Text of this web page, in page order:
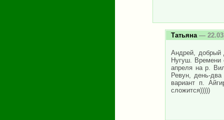
Татьяна —
Андрей, добрый
Нугуш. Времени
апреля на р.
Ревун, день-
вариант п.
сложится)))))